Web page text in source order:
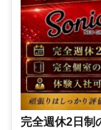
完全週休2日制